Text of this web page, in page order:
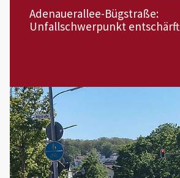
Adenauerallee-Bügstraße:
Unfallschwerpunkt entschärft